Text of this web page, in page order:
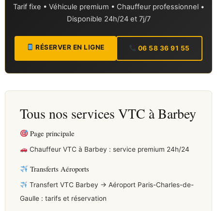
Tarif fixe • Véhicule premium • Chauffeur professionnel •
Disponible 24h/24 et 7j/7
RÉSERVER EN LIGNE 06 58 36 91 55
Tous nos services VTC à Barbey
Page principale
Chauffeur VTC à Barbey : service premium 24h/24
Transferts Aéroports
Transfert VTC Barbey → Aéroport Paris-Charles-de-
Gaulle : tarifs et réservation